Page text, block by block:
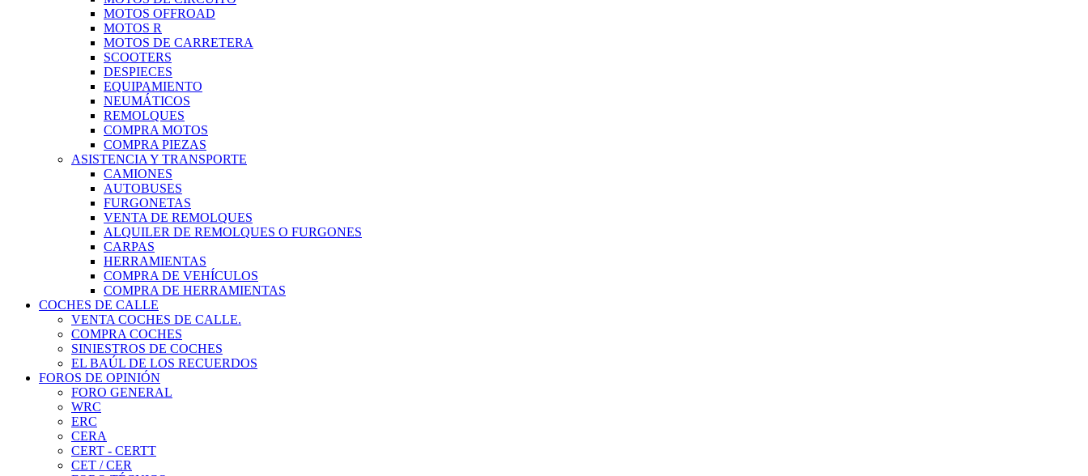
MOTOS OFFROAD
MOTOS R
MOTOS DE CARRETERA
SCOOTERS
DESPIECES
EQUIPAMIENTO
NEUMÁTICOS
REMOLQUES
COMPRA MOTOS
COMPRA PIEZAS
ASISTENCIA Y TRANSPORTE
CAMIONES
AUTOBUSES
FURGONETAS
VENTA DE REMOLQUES
ALQUILER DE REMOLQUES O FURGONES
CARPAS
HERRAMIENTAS
COMPRA DE VEHÍCULOS
COMPRA DE HERRAMIENTAS
COCHES DE CALLE
VENTA COCHES DE CALLE.
COMPRA COCHES
SINIESTROS DE COCHES
EL BAÚL DE LOS RECUERDOS
FOROS DE OPINIÓN
FORO GENERAL
WRC
ERC
CERA
CERT - CERTT
CET / CER